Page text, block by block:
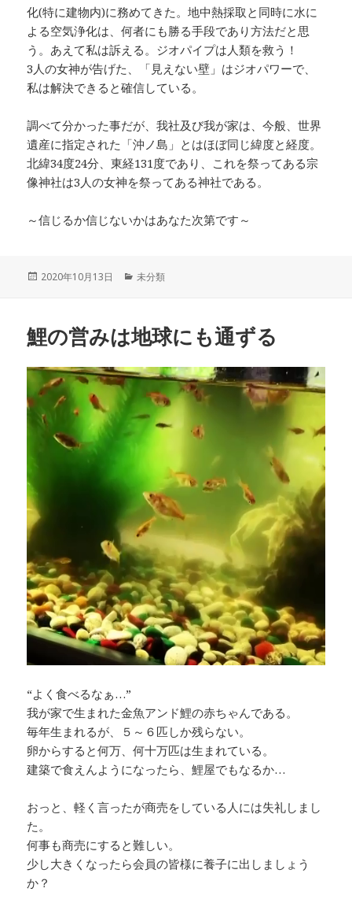
化(特に建物内)に務めてきた。地中熱採取と同時に水に
よる空気浄化は、何者にも勝る手段であり方法だと思
う。あえて私は訴える。ジオパイプは人類を救う！
3人の女神が告げた、「見えない壁」はジオパワーで、
私は解決できると確信している。
調べて分かった事だが、我社及び我が家は、今般、世界
遺産に指定された「沖ノ島」とはほぼ同じ緯度と経度。
北緯34度24分、東経131度であり、これを祭ってある宗
像神社は3人の女神を祭ってある神社である。
～信じるか信じないかはあなた次第です～
投
2020年10月13日
カ
ー
未分類
鯉の営みは地球にも通ずる
“よく食べるなぁ…”
我が家で生まれた金魚アンド鯉の赤ちゃんである。
毎年生まれるが、５～６匹しか残らない。
卵からすると何万、何十万匹は生まれている。
建築で食えんようになったら、鯉屋でもなるか…
おっと、軽く言ったが商売をしている人には失礼しまし
た。
何事も商売にすると難しい。
少し大きくなったら会員の皆様に養子に出しましょう
か？